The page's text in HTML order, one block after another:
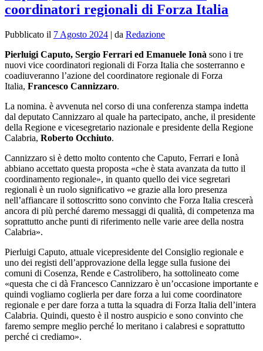
coordinatori regionali di Forza Italia
Pubblicato il 7 Agosto 2024 | da Redazione
Pierluigi Caputo, Sergio Ferrari ed Emanuele Ionà sono i tre
nuovi vice coordinatori regionali di Forza Italia che sosterranno e
coadiuveranno l’azione del coordinatore regionale di Forza
Italia, Francesco Cannizzaro.
La nomina. è avvenuta nel corso di una conferenza stampa indetta
dal deputato Cannizzaro al quale ha partecipato, anche, il presidente
della Regione e vicesegretario nazionale e presidente della Regione
Calabria, Roberto Occhiuto.
Cannizzaro si è detto molto contento che Caputo, Ferrari e Ionà
abbiano accettato questa proposta «che è stata avanzata da tutto il
coordinamento regionale», in quanto quello dei vice segretari
regionali è un ruolo significativo «e grazie alla loro presenza
nell’affiancare il sottoscritto sono convinto che Forza Italia crescerà
ancora di più perché daremo messaggi di qualità, di competenza ma
soprattutto anche punti di riferimento nelle varie aree della nostra
Calabria».
Pierluigi Caputo, attuale vicepresidente del Consiglio regionale e
uno dei registi dell’approvazione della legge sulla fusione dei
comuni di Cosenza, Rende e Castrolibero, ha sottolineato come
«questa che ci dà Francesco Cannizzaro è un’occasione importante e
quindi vogliamo coglierla per dare forza a lui come coordinatore
regionale e per dare forza a tutta la squadra di Forza Italia dell’intera
Calabria. Quindi, questo è il nostro auspicio e sono convinto che
faremo sempre meglio perché lo meritano i calabresi e soprattutto
perché ci crediamo».